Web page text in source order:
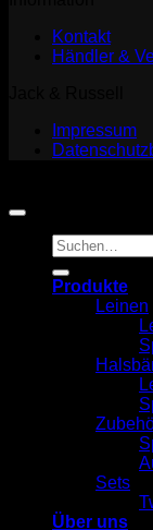
Kontakt
Händler &
Impressum
Suchen
nach:
Produkte
Leinen
Sets
Über uns